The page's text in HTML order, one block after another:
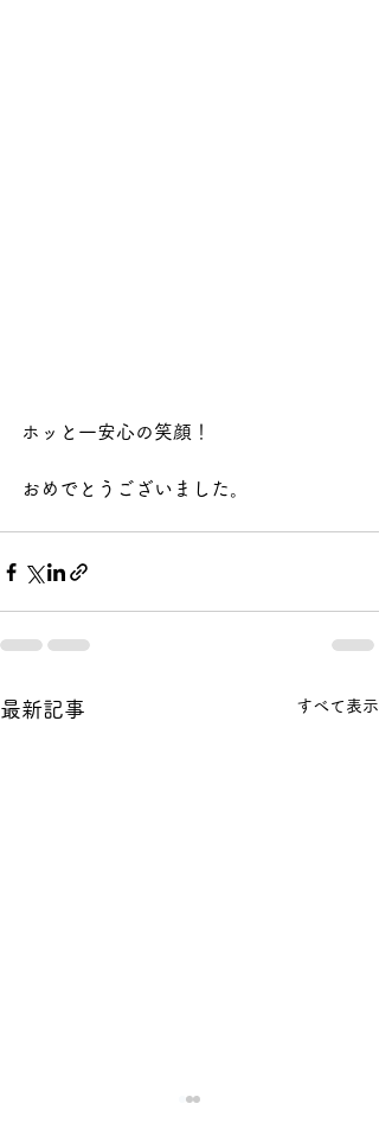
ホッと一安心の笑顔！
おめでとうございました。
最新記事 すべて表示